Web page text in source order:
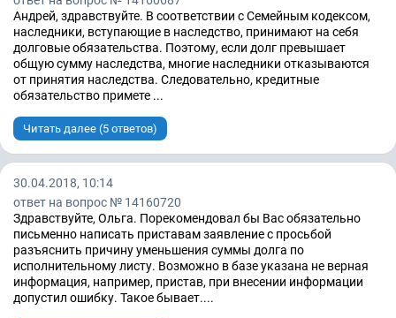
Андрей, здравствуйте. В соответствии с Семейным кодексом,
наследники, вступающие в наследство, принимают на себя
долговые обязательства. Поэтому, если долг превышает
общую сумму наследства, многие наследники отказываются
от принятия наследства. Следовательно, кредитные
обязательство примете ...
Читать далее (5 ответов)
30.04.2018, 10:14
ответ на вопрос № 14160720
Здравствуйте, Ольга. Порекомендовал бы Вас обязательно
письменно написать приставам заявление с просьбой
разъяснить причину уменьшения суммы долга по
исполнительному листу. Возможно в базе указана не верная
информация, например, пристав, при внесении информации
допустил ошибку. Такое бывает....